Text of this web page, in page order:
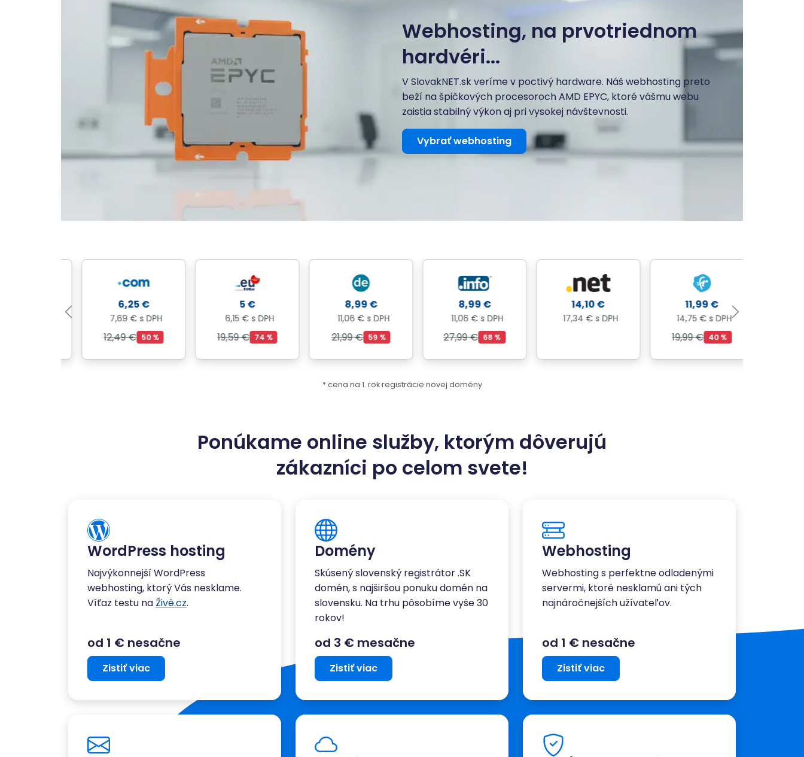
Webhosting, na prvotriednom
hardvéri...
V SlovakNET.sk veríme v poctivý hardware. Náš webhosting preto
beží na špičkových procesoroch AMD EPYC, ktoré vášmu webu
zaistia stabilný výkon aj pri vysokej návštevnosti.
Vybrať webhosting
6,25 €
7,69 € s DPH
12,49 € 50 %
6,15 € s DPH
19,59 € 74 %
8,99 €
11,06 € s DPH
21,99 € 59 %
8,99 €
11,06 € s DPH
27,99 € 68 %
14,10 €
17,34 € s DPH
11,99 €
14,75 € s DPH
19,99 € 40 %
* cena na 1. rok registrácie novej domény
Ponúkame online služby, ktorým dôverujú
zákazníci po celom svete!
WordPress hosting
Najvýkonnejší WordPress
webhosting, ktorý Vás nesklame.
Víťaz testu na Živě.cz.
od 1 € nesačne
Zistiť viac
Domény
Skúsený slovenský registrátor .SK
domén, s najširšou ponuku domén na
slovensku. Na trhu pôsobíme vyše 30
rokov!
od 3 € mesačne
Zistiť viac
Webhosting
Webhosting s perfektne odladenými
servermi, ktoré nesklamú ani tých
najnáročnejších užívateľov.
od 1 € nesačne
Zistiť viac